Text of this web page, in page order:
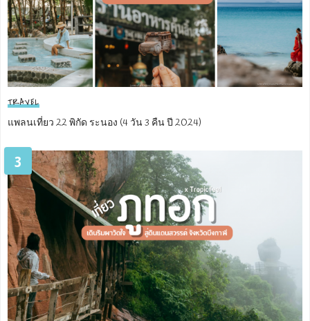
TRAVEL
แพลนเที่ยว 22 พิกัด ระนอง (4 วัน 3 คืน ปี 2024)
3